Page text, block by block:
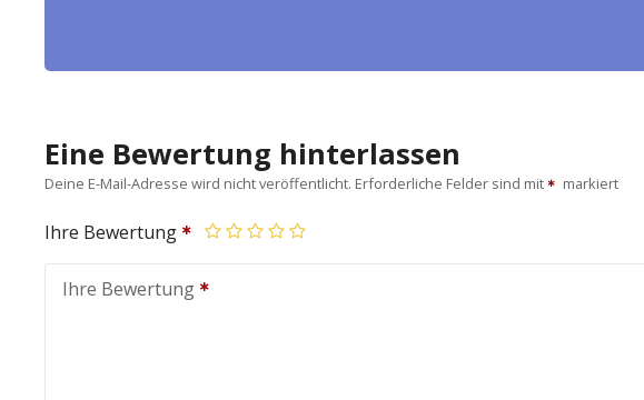
Eine Bewertung hinterlassen
Deine E-Mail-Adresse wird nicht veröffentlicht. Erforderliche Felder sind mit markiert
Ihre Bewertung
Ihre Bewertung